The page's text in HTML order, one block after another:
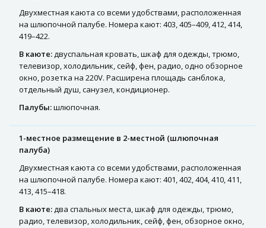
Двухместная каюта со всеми удобствами, расположенная
на шлюпочной палубе. Номера кают: 403, 405–409, 412, 414,
419–422.
В каюте:двуспальная кровать, шкаф для одежды, трюмо,
телевизор, холодильник, сейф, фен, радио, одно обзорное
окно, розетка на 220V. Расширена площадь санблока,
отдельный душ, санузел, кондиционер.
Палубы:шлюпочная.
1-местное размещение в 2-местной (шлюпочная
палуба)
Двухместная каюта со всеми удобствами, расположенная
на шлюпочной палубе. Номера кают: 401, 402, 404, 410, 411,
413, 415–418.
В каюте:два спальных места, шкаф для одежды, трюмо,
радио, телевизор, холодильник, сейф, фен, обзорное окно,